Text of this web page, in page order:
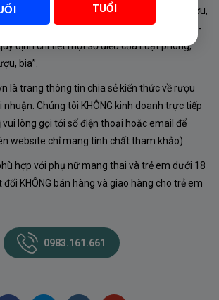
44/2019/QH14-Điều 16 về “điều kiện bán rượu,
mại điện tử”; Nghị định số 24/2020/NĐ-
định chi tiết một số điều của Luật phòng,
bia”.
là trang thông tin chia sẻ kiến thức về rượu
nhuận. Chúng tôi KHÔNG kinh doanh trực tiếp
lòng gọi tới số điện thoại hoặc email để
website chỉ mang tính chất tham khảo).
hợp với phụ nữ mang thai và trẻ em dưới 18
KHÔNG bán hàng và giao hàng cho trẻ em
0983.161.661
TUỔI